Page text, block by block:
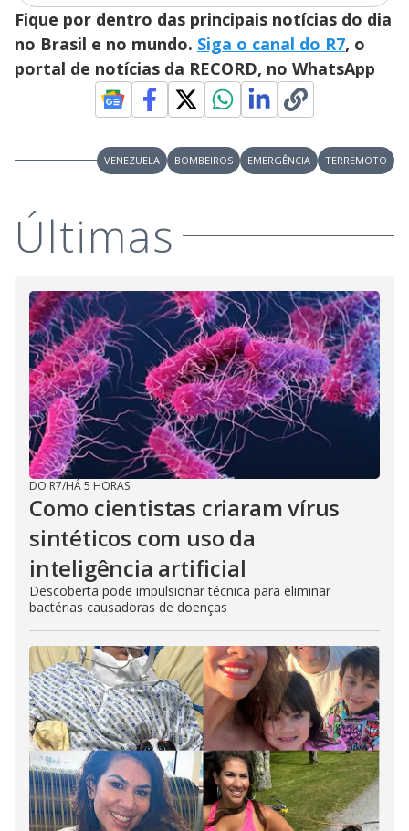
d
e
o
Fique por dentro das principais notícias do dia
no Brasil e no mundo. Siga o canal do R7, o
portal de notícias da RECORD, no WhatsApp
VENEZUELA BOMBEIROS EMERGÊNCIA TERREMOTO
Últimas
DO R7/HÁ 5 HORAS
Como cientistas criaram vírus
sintéticos com uso da
inteligência artificial
Descoberta pode impulsionar técnica para eliminar
bactérias causadoras de doenças